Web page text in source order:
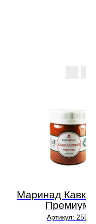
Маринад
Премиум
Артикул: 255